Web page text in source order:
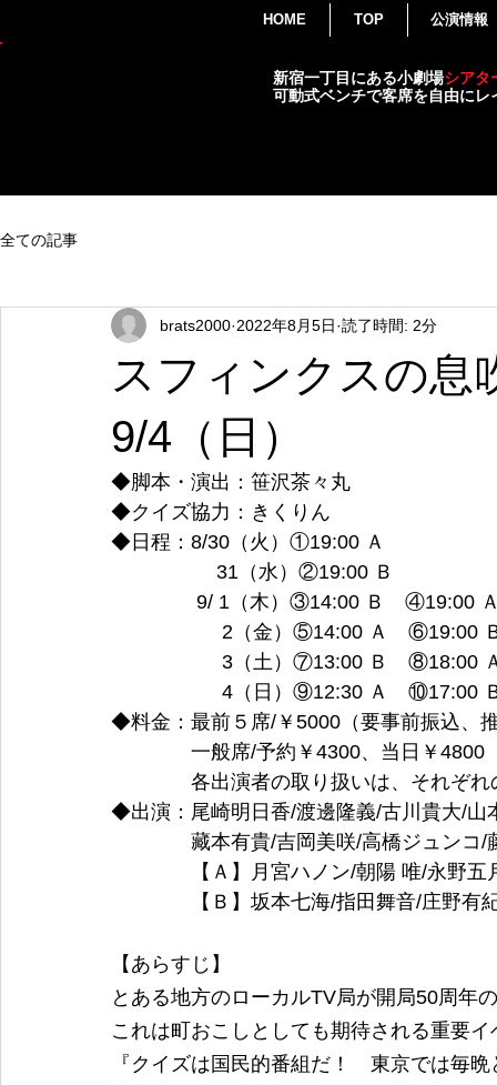
HOME TOP 公演情報
新宿一丁目にある小劇場シアタ
可動式ベンチで客席を自由に
全ての記事
スフィンクスの
9/4（日）
brats2000 2022年8月5日 読了時間: 2分
◆脚本・演出：笹沢茶々丸
◆クイズ協力：きくりん
◆日程：8/30（火）①19:00 Ａ
31（水）②19:00 Ｂ
9/ 1（木）③14:00 Ｂ　④19:00
2（金）⑤14:00 Ａ　⑥19:00
3（土）⑦13:00 Ｂ　⑧18:00
4（日）⑨12:30 Ａ　⑩17:00
◆料金：最前５席/￥5000（要事前振込、
一般席/予約￥4300、当日￥4800（
各出演者の取り扱いは、それぞれの
◆出演：尾崎明日香/渡邊隆義/古川貴大/山
藏本有貴/吉岡美咲/高橋ジュンコ/藤
【Ａ】月宮ハノン/朝陽 唯/永野五
【Ｂ】坂本七海/指田舞音/庄野有紀
【あらすじ】
とある地方のローカルTV局が開局50周年
これは町おこしとしても期待される重要イ
『クイズは国民的番組だ！　東京では毎